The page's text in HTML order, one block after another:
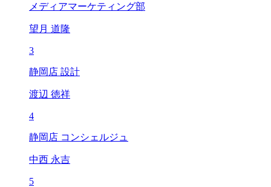
メディアマーケティング部
望月 道隆
3
静岡店 設計
渡辺 徳祥
4
静岡店 コンシェルジュ
中西 永吉
5